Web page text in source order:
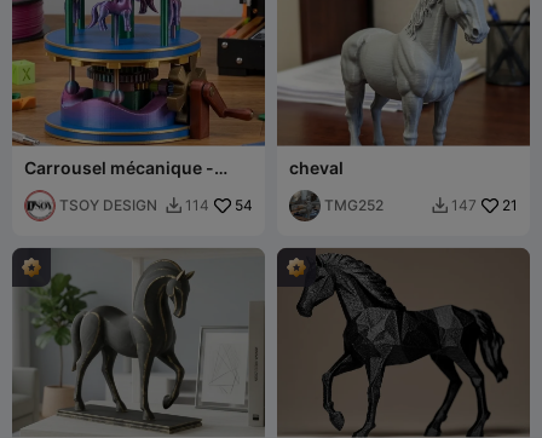
Carrousel mécanique -
Manège de licornes
mobiles imprimé en 3D
TSOY DESIGN  114 54
cheval
TMG252  147 21